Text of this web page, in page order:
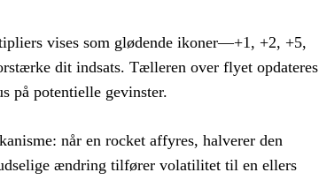
vises som glødende ikoner—+1, +2, +5,
dit indsats. Tælleren over flyet opdateres
på potentielle gevinster.
når en rocket affyres, halverer den
ændring tilfører volatilitet til en ellers